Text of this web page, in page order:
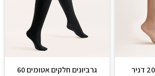
גרביונים חלקים 20 דניר
גרביונים חלקים אטומים 60